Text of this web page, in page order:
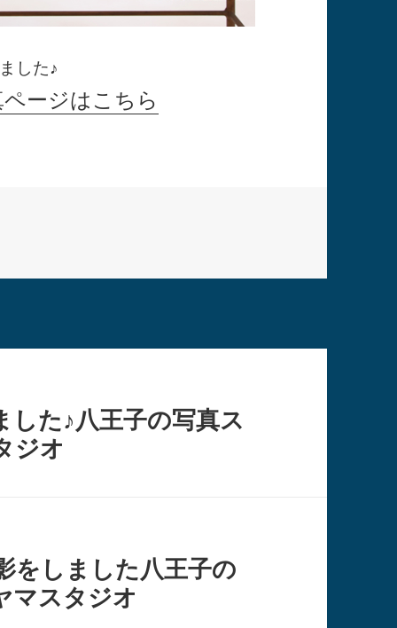
した♪
ージはこちら
した♪八王子の写真ス
ジオ
をしました八王子の
マスタジオ